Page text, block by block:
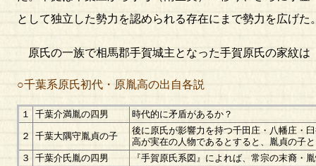
として独立した勢力を認められる存在にまで勢力を広げた
原氏の一族で相馬郡手賀城主となった手賀原氏の家紋は
○千葉系原氏初代・原胤高の出自各説
１ 千葉介満胤の四男 時代的に矛盾があるか？
２ 千葉大隅守胤貞の子
後に原氏が影響力を持つ千田庄・八幡庄・
高が実在の人物であるとすると、胤貞の子
３
千葉介氏胤の四男 『手賀原氏系図』によれば、常宗の末裔・